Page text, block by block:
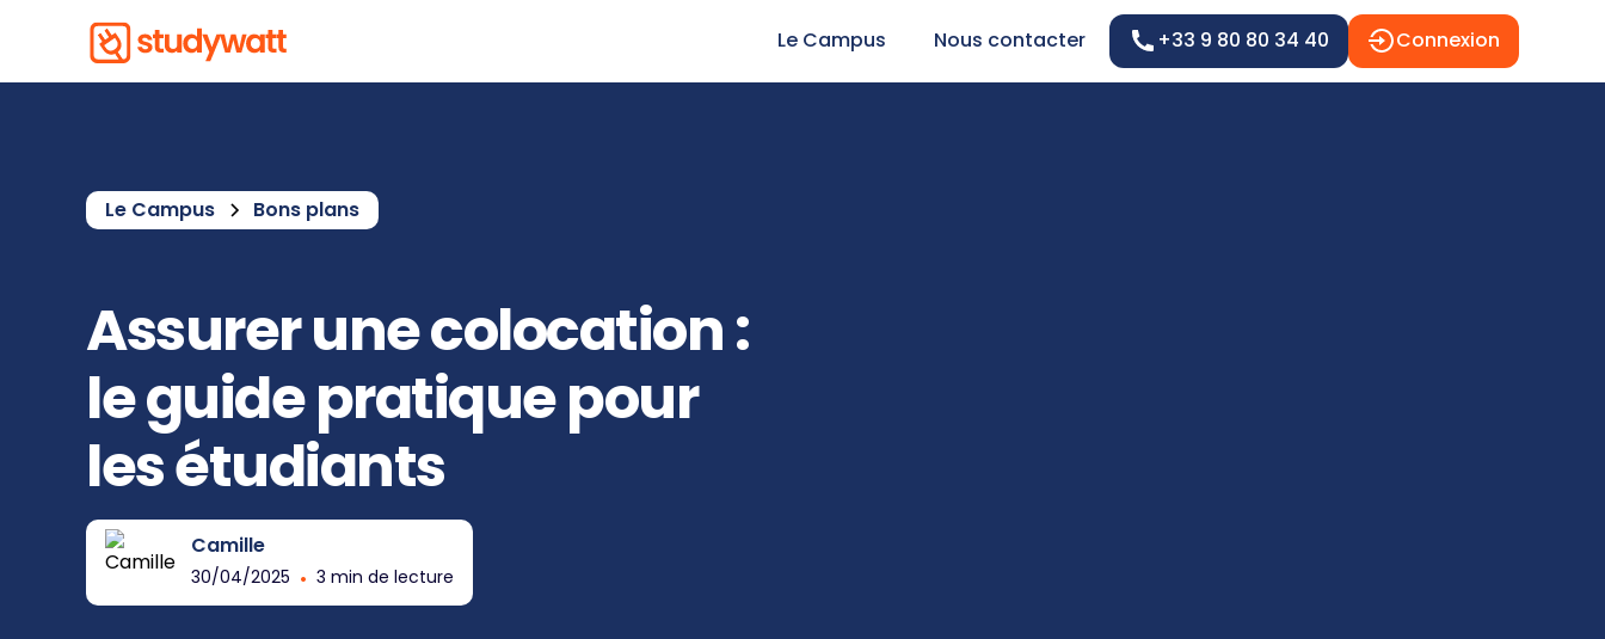
Le Campus Nous contacter +33 9 80 80 34 40 Connexion
Le Campus Bons plans
Assurer une colocation :
le guide pratique pour
les étudiants
Camille
30/04/2025 • 3 min de lecture